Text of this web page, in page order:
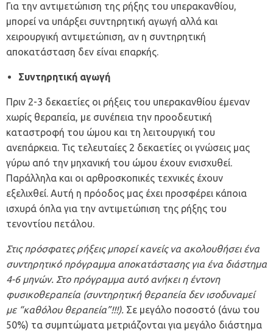
Για την αντιμετώπιση της ρήξης του υπερακανθίου,
μπορεί να υπάρξει συντηρητική αγωγή αλλά και
χειρουργική αντιμετώπιση, αν η συντηρητική
αποκατάσταση δεν είναι επαρκής.
Συντηρητική αγωγή
Πριν 2-3 δεκαετίες οι ρήξεις του υπερακανθίου έμεναν
χωρίς θεραπεία, με συνέπεια την προοδευτική
καταστροφή του ώμου και τη λειτουργική του
ανεπάρκεια. Τις τελευταίες 2 δεκαετίες οι γνώσεις μας
γύρω από την μηχανική του ώμου έχουν ενισχυθεί.
Παράλληλα και οι αρθροσκοπικές τεχνικές έχουν
εξελιχθεί. Αυτή η πρόοδος μας έχει προσφέρει κάποια
ισχυρά όπλα για την αντιμετώπιση της ρήξης του
τενοντίου πετάλου.
Στις πρόσφατες ρήξεις μπορεί κανείς να ακολουθήσει ένα
συντηρητικό πρόγραμμα αποκατάστασης για ένα διάστημα
4-6 μηνών. Στο πρόγραμμα αυτό ανήκει η έντονη
φυσικοθεραπεία (συντηρητική θεραπεία δεν ισοδυναμεί
με “καθόλου θεραπεία”!!!). Σε μεγάλο ποσοστό (άνω του
50%) τα συμπτώματα μετριάζονται για μεγάλο διάστημα